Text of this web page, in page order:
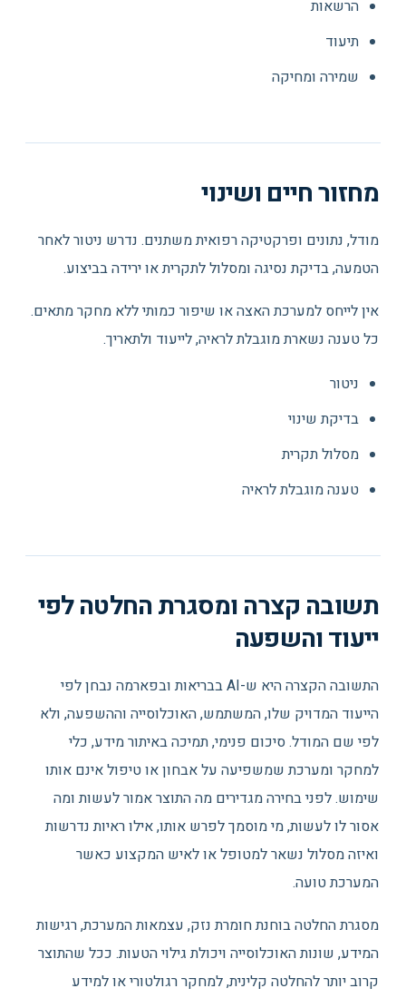
הרשאות
תיעוד
שמירה ומחיקה
מחזור חיים ושינוי
מודל, נתונים ופרקטיקה רפואית משתנים. נדרש ניטור לאחר
הטמעה, בדיקת נסיגה ומסלול לתקרית או ירידה בביצוע.
אין לייחס למערכת האצה או שיפור כמותי ללא מחקר מתאים.
כל טענה נשארת מוגבלת לראיה, לייעוד ולתאריך.
ניטור
בדיקת שינוי
מסלול תקרית
טענה מוגבלת לראיה
תשובה קצרה ומסגרת החלטה לפי
ייעוד והשפעה
התשובה הקצרה היא ש-AI בבריאות ובפארמה נבחן לפי
הייעוד המדויק שלו, המשתמש, האוכלוסייה וההשפעה, ולא
לפי שם המודל. סיכום פנימי, תמיכה באיתור מידע, כלי
למחקר ומערכת שמשפיעה על אבחון או טיפול אינם אותו
שימוש. לפני בחירה מגדירים מה התוצר אמור לעשות ומה
אסור לו לעשות, מי מוסמך לפרש אותו, אילו ראיות נדרשות
ואיזה מסלול נשאר למטופל או לאיש המקצוע כאשר
המערכת טועה.
מסגרת החלטה בוחנת חומרת נזק, עצמאות המערכת, רגישות
המידע, שונות האוכלוסייה ויכולת גילוי הטעות. ככל שהתוצר
קרוב יותר להחלטה קלינית, למחקר רגולטורי או למידע